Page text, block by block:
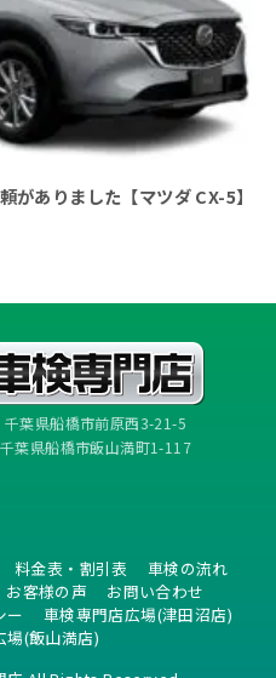
がありました【マツダ CX-5】
葉県船橋市前原西3-21-5
葉県船橋市飯山満町1-117
料金表・割引表
車検の流れ
お客様の声
お問い合わせ
ー
車検専門店広場(津田沼店)
場(飯山満店)